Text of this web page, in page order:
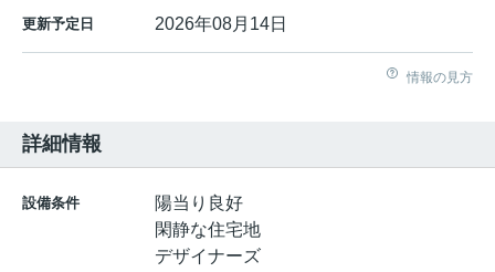
更新予定日 2026年08月14日
情報の見方
詳細情報
設備条件
陽当り良好
閑静な住宅地
デザイナーズ